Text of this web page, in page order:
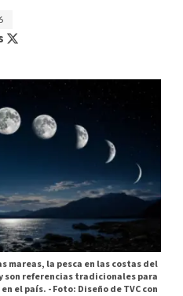
mareas, la pesca en las costas del
son referencias tradicionales para
el país. -Foto: Diseño de TVC con